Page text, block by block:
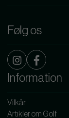
Følg os
Information
Vilkår
Artikler om Golf